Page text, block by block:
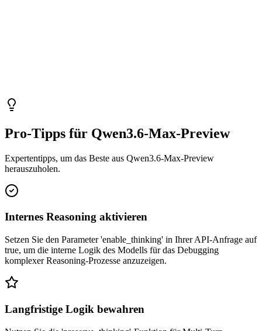
Pro-Tipps für Qwen3.6-Max-Preview
Expertentipps, um das Beste aus Qwen3.6-Max-Preview
herauszuholen.
Internes Reasoning aktivieren
Setzen Sie den Parameter 'enable_thinking' in Ihrer API-Anfrage auf
true, um die interne Logik des Modells für das Debugging
komplexer Reasoning-Prozesse anzuzeigen.
Langfristige Logik bewahren